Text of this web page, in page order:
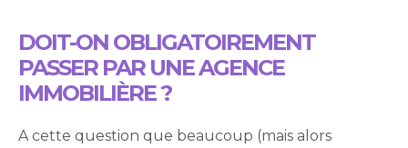
DOIT-ON OBLIGATOIREMENT
PASSER PAR UNE AGENCE
IMMOBILIÈRE ?
A cette question que beaucoup (mais alors